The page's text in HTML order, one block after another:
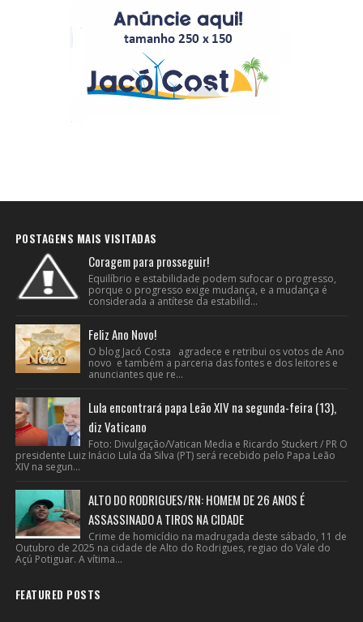
POSTAGENS MAIS VISITADAS
Coragem para prosseguir!
Equilíbrio e estabilidade podem sufocar o progresso,
porque o progresso exige mudança, e a mudança é
considerada a antítese da estabilid...
Feliz Ano Novo!
O blog Jacó Costa agradece e retribui os votos de Ano
novo e também a parceria das fontes e dos leitores e
anunciantes que re...
Lula encontrará papa Leão XIV na segunda-feira (13),
diz Vaticano
Foto: Divulgação/Vatican Media e Ricardo Stuckert / PR O
presidente Luiz Inácio Lula da Silva (PT) será recebido pelo Papa Leão
XIV na segun...
ALTO DO RODRIGUES/RN: HOMEM DE 26 ANOS É
ASSASSINADO A TIROS NA CIDADE
Crime de homicídio na madrugada deste sábado, 11 de
Outubro de 2025 na cidade de Alto do Rodrigues, regiao do Vale do
Açú Potiguar. A vítima...
FEATURED POSTS